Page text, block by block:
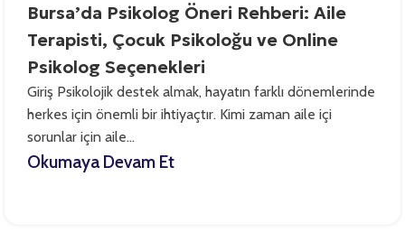
Bursa’da Psikolog Öneri Rehberi: Aile
Terapisti, Çocuk Psikoloğu ve Online
Psikolog Seçenekleri
Giriş Psikolojik destek almak, hayatın farklı dönemlerinde
herkes için önemli bir ihtiyaçtır. Kimi zaman aile içi
sorunlar için aile...
Okumaya Devam Et